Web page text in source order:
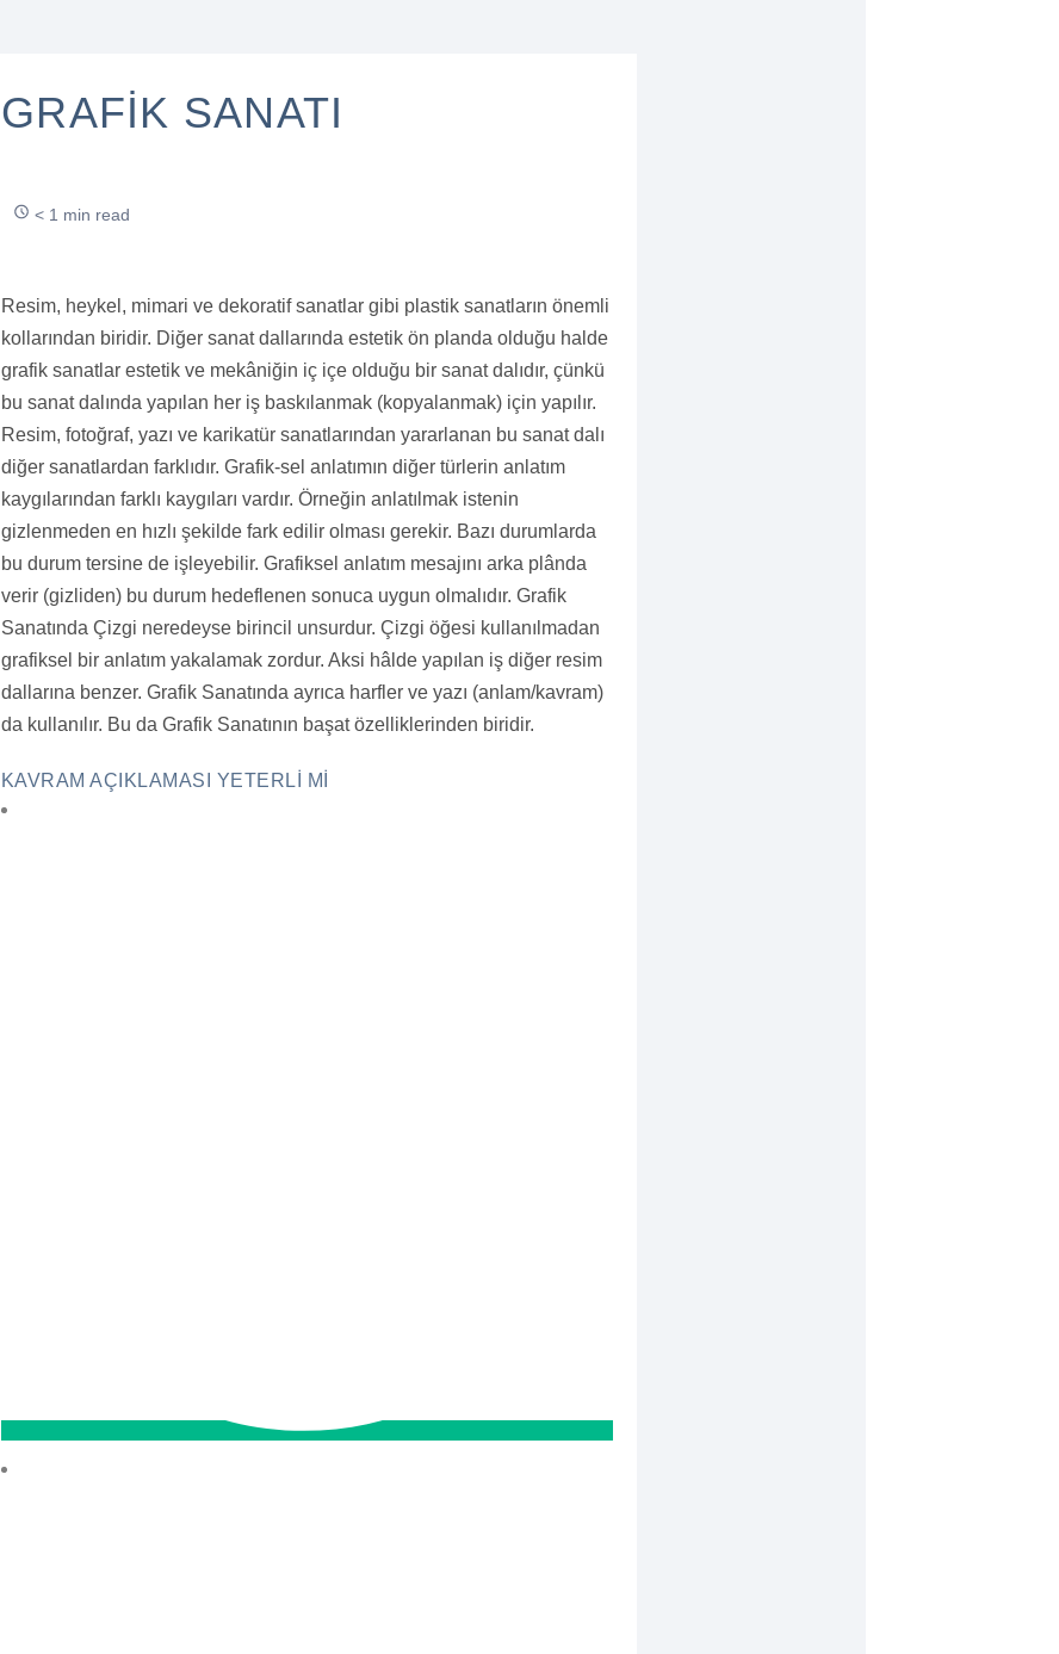
GRAFIK SANATI
< 1 min read
Resim, heykel, mimari ve dekoratif sanatlar gibi plastik sanatların önemli
kollarından biridir. Diğer sanat dallarında estetik ön planda olduğu halde
grafik sanatlar estetik ve mekâniğin iç içe olduğu bir sanat dalıdır, çünkü
bu sanat dalında yapılan her iş baskılanmak (kopyalanmak) için yapılır.
Resim, fotoğraf, yazı ve karikatür sanatlarından yararlanan bu sanat dalı
diğer sanatlardan farklıdır. Grafik-sel anlatımın diğer türlerin anlatım
kaygılarından farklı kaygıları vardır. Örneğin anlatılmak istenin
gizlenmeden en hızlı şekilde fark edilir olması gerekir. Bazı durumlarda
bu durum tersine de işleyebilir. Grafiksel anlatım mesajını arka plânda
verir (gizliden) bu durum hedeflenen sonuca uygun olmalıdır. Grafik
Sanatında Çizgi neredeyse birincil unsurdur. Çizgi öğesi kullanılmadan
grafiksel bir anlatım yakalamak zordur. Aksi hâlde yapılan iş diğer resim
dallarına benzer. Grafik Sanatında ayrıca harfler ve yazı (anlam/kavram)
da kullanılır. Bu da Grafik Sanatının başat özelliklerinden biridir.
KAVRAM AÇIKLAMASI YETERLI MI